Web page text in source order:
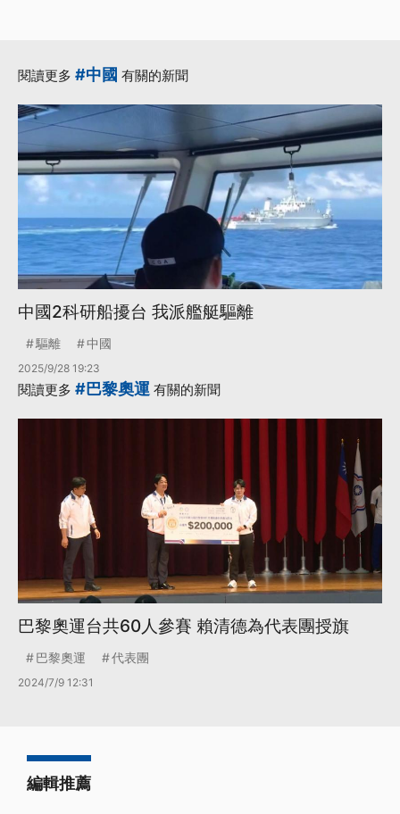
閱讀更多 #中國 有關的新聞
中國2科研船擾台 我派艦艇驅離
驅離 中國
2025/9/28 19:23
閱讀更多 #巴黎奧運 有關的新聞
巴黎奧運台共60人參賽 賴清德為代表團授旗
巴黎奧運 代表團
2024/7/9 12:31
編輯推薦